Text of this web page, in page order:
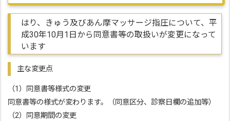
はり、きゅう及びあん摩マッサージ指圧について、平
成30年10月1日から同意書等の取扱いが変更になって
います
主な変更点
（1）同意書等様式の変更
同意書等の様式が変わります。（同意区分、診察日欄の追加等）
（2）同意期間の変更